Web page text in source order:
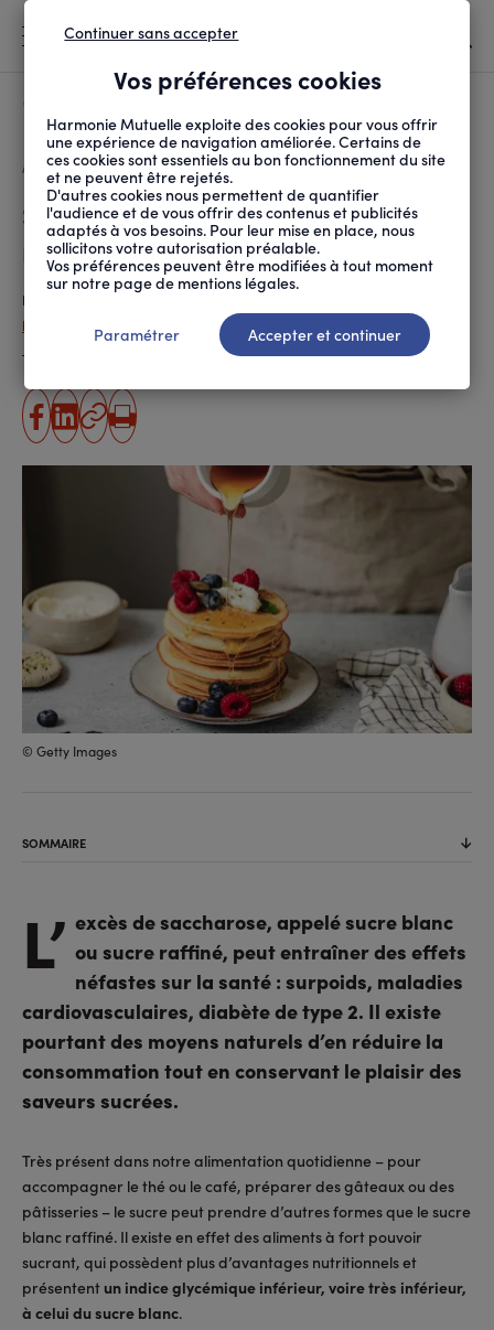
D'ARIANE
ACCUEIL PRÉVENTION SANTÉ ET ... ALIMENTATION SIROP D’ÉRABLE, MIEL...
Sirop d’érable, miel… par quoi
remplacer le sucre blanc ?
Publié le
Émilie Gilmer
Temps de lecture estimé 5 minute(s)
partager
sur
partager
sur
Copier
l'URL
Imprimer
© Getty Images
SOMMAIRE
L’ excès de saccharose, appelé sucre blanc
ou sucre raffiné, peut entraîner des effets
néfastes sur la santé : surpoids, maladies
cardiovasculaires, diabète de type 2. Il existe
pourtant des moyens naturels d’en réduire la
consommation tout en conservant le plaisir des
saveurs sucrées.
Très présent dans notre alimentation quotidienne – pour
accompagner le thé ou le café, préparer des gâteaux ou des
pâtisseries – le sucre peut prendre d’autres formes que le sucre
blanc raffiné. Il existe en effet des aliments à fort pouvoir
sucrant, qui possèdent plus d’avantages nutritionnels et
présentent un indice glycémique inférieur, voire très inférieur,
à celui du sucre blanc.
Vos préférences cookies
Harmonie Mutuelle exploite des cookies pour vous offrir
une expérience de navigation améliorée. Certains de
ces cookies sont essentiels au bon fonctionnement du site
et ne peuvent être rejetés.
D'autres cookies nous permettent de quantifier
l'audience et de vous offrir des contenus et publicités
adaptés à vos besoins. Pour leur mise en place, nous
sollicitons votre autorisation préalable.
Vos préférences peuvent être modifiées à tout moment
sur notre page de mentions légales.
Continuer sans accepter
Paramétrer Accepter et continuer